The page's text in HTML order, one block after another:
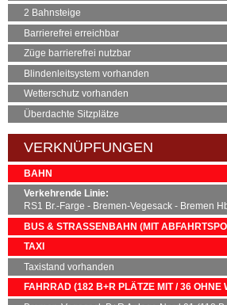
2 Bahnsteige
Barrierefrei erreichbar
Züge barrierefrei nutzbar
Blindenleitsystem vorhanden
Wetterschutz vorhanden
Überdachte Sitzplätze
VERKNÜPFUNGEN
BAHN
Verkehrende Linie:
RS1 Br.-Farge - Bremen-Vegesack - Bremen
BUS & STRASSENBAHN (MIT
LINIE
SEV
90
Gröpelingen
Bahnhof
TAXI
Taxistand vorhanden
FAHRRAD (182 B+R PLÄTZE MIT / 36 OHNE